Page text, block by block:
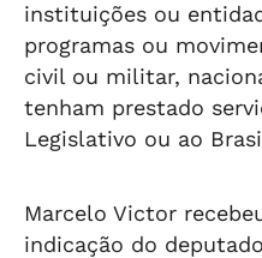
instituições ou
programas ou
civil ou militar,
tenham prestado
Legislativo ou ao
Marcelo Victor
indicação do